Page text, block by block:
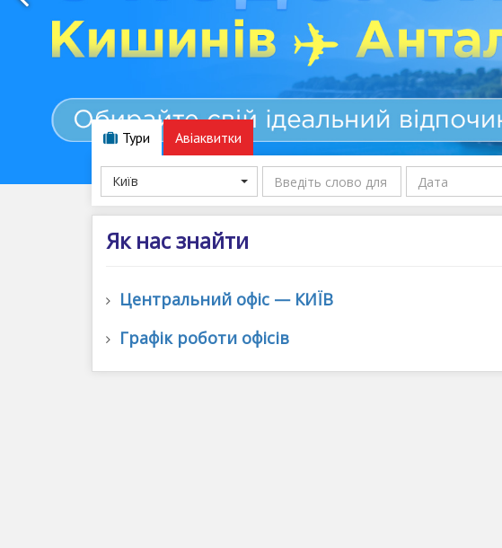
Тури Авіаквитки
Київ
Як нас знайти
Центральний офіс — КИЇВ
Графік роботи офісів